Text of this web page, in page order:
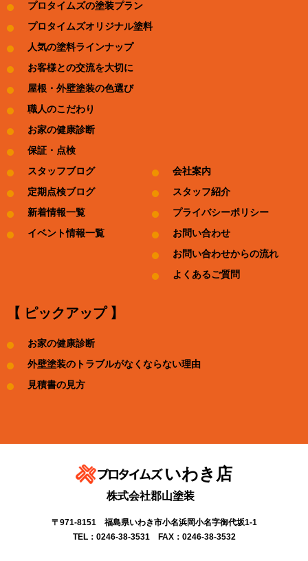
プロタイムズの塗装プラン
プロタイムズオリジナル塗料
人気の塗料ラインナップ
お客様との交流を大切に
屋根・外壁塗装の色選び
職人のこだわり
お家の健康診断
保証・点検
スタッフブログ
定期点検ブログ
新着情報一覧
イベント情報一覧
会社案内
スタッフ紹介
プライバシーポリシー
お問い合わせ
お問い合わせからの流れ
よくあるご質問
【 ピックアップ 】
お家の健康診断
外壁塗装のトラブルがなくならない理由
見積書の見方
いわき店
株式会社郡山塗装
〒971-8151 福島県いわき市小名浜岡小名字御代坂1-1
TEL：0246-38-3531 FAX：0246-38-3532